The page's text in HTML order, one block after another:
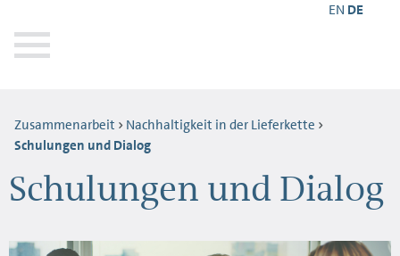
EN DE
Zusammenarbeit
Nachhaltigkeit in der Lieferkette
Schulungen und Dialog
Schulungen und Dialog